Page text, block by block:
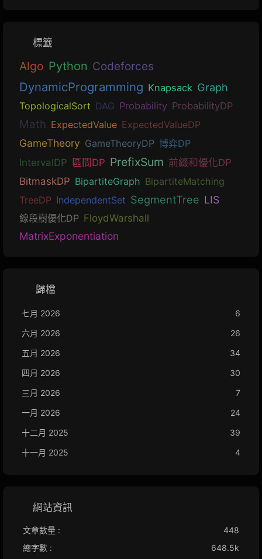
標籤
Algo Python Codeforces
DynamicProgramming Knapsack Graph
TopologicalSort DAG Probability ProbabilityDP
Math ExpectedValue ExpectedValueDP
GameTheory GameTheoryDP 博弈DP
IntervalDP 區間DP PrefixSum 前綴和優化DP
BitmaskDP BipartiteGraph BipartiteMatching
TreeDP IndependentSet SegmentTree LIS
線段樹優化DP FloydWarshall
MatrixExponentiation
歸檔
七月 2026
6
六月 2026
26
五月 2026
34
四月 2026
30
三月 2026
7
一月 2026
24
十二月 2025
39
十一月 2025
4
網站資訊
文章數量 :
448
總字數 :
648.5k